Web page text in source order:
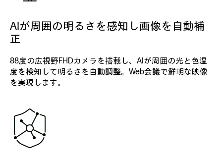
AIが周囲の明るさを感知し画像を自動補
正
88度の広視野FHDカメラを搭載し、AIが周囲の光と色温
度を検知して明るさを自動調整。Web会議で鮮明な映像
を実現します。